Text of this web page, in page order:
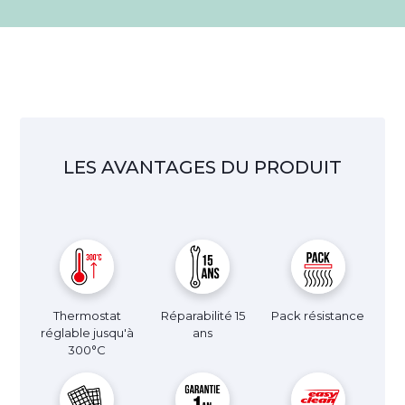
LES AVANTAGES DU PRODUIT
Thermostat
réglable jusqu'à
300°C
Réparabilité 15
ans
Pack résistance